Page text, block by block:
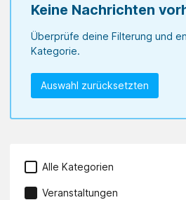
Keine Nachrichten
Überprüfe deine Filterung und
Kategorie.
Auswahl zurücksetzten
Alle Kategorien
Veranstaltungen